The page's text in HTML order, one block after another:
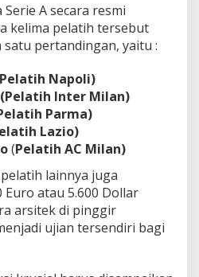
Serie Asecara resmi
kelima pelatih tersebut
pertandingan, yaitu :
Napoli)
Inter Milan)
Parma)
Lazio)
(Pelatih AC Milan)
lainnya juga
Euro atau 5.600 Dollar
arsitek di pinggir
ujian tersendiri bagi